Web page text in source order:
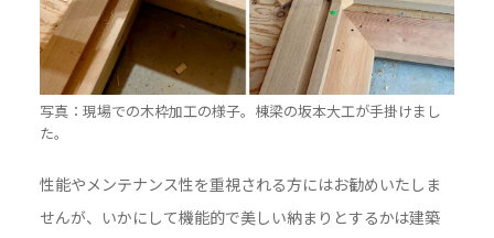
写真：現場での木枠加工の様子。棟梁の坂本大工が手掛けまし
た。
性能やメンテナンス性を重視される方にはお勧めいたしま
せんが、いかにして機能的で美しい納まりとするかは建築